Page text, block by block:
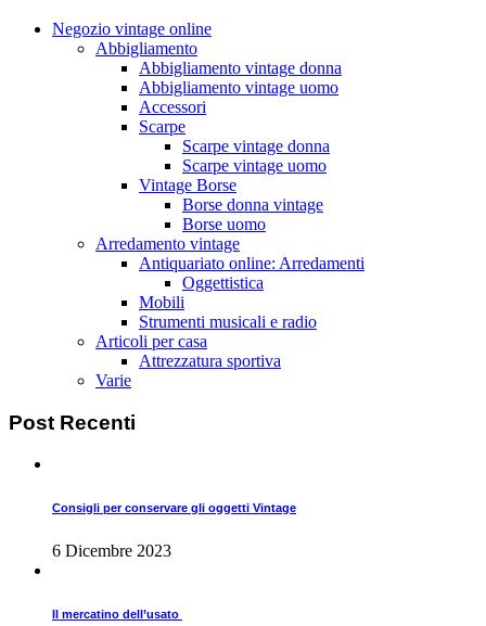
Negozio vintage online
Abbigliamento
Abbigliamento vintage donna
Abbigliamento vintage uomo
Accessori
Scarpe
Scarpe vintage donna
Scarpe vintage uomo
Vintage Borse
Borse donna vintage
Borse uomo
Arredamento vintage
Antiquariato online: Arredamenti
Oggettistica
Mobili
Strumenti musicali e radio
Articoli per casa
Attrezzatura sportiva
Varie
Post Recenti
Consigli per conservare gli oggetti Vintage
6 Dicembre 2023
Il mercatino dell’usato